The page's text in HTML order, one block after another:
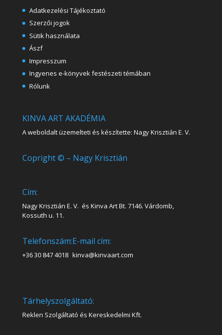
Adatkezelési Tájékoztató
Szerzői jogok
Sütik használata
Ászf
Impresszum
Ingyenes e-könyvek festészeti témában
Rólunk
KINVA ART AKADÉMIA
A weboldalt üzemelteti és készítette: Nagy Krisztián E. V.
Copright © – Nagy Krisztián
Cím:
Nagy Krisztián E. V. és Kinva Art Bt. 7146. Várdomb,
Kossuth u. 11.
Telefonszám:
+36 30 847 4018
E-mail cím:
kinva@kinvaart.com
Tárhelyszolgáltató:
Reklen Szolgáltató és Kereskedelmi Kft.